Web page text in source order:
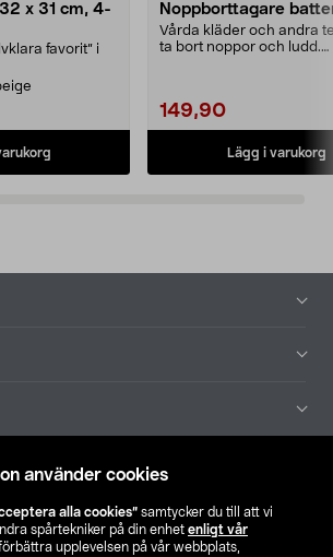
använder cookies
alla cookies” samtycker du till att vi
spårtekniker på din enhet enligt vår
upplevelsen på vår webbplats,
x 31 cm, 4-
favorit” i
Noppborttagare
Vårda kläder och andra
ta bort noppor och ludd.
149,90
Lägg i varukorg